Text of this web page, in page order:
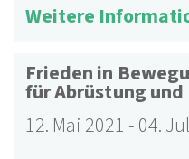
Weitere
Frieden in
für Abrüstung
12. Mai 2021 -04.